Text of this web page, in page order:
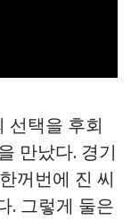
선택을 후회
만났다. 경기
꺼번에 진 씨
. 그렇게 둘은